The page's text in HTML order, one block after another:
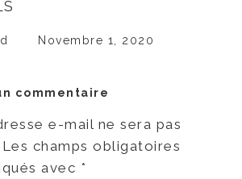
Novembre 1, 2020
commentaire
e-mail ne sera pas
Les champs obligatoires
avec *